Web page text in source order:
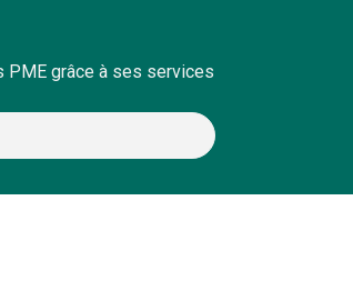
PME grâce à ses services